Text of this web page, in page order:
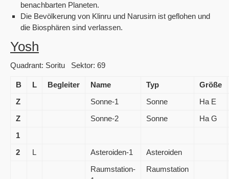
benachbarten Planeten.
Die Bevölkerung von Klinru und Narusirn ist geflohen und
die Biosphären sind verlassen.
Yosh
Quadrant: Soritu Sektor: 69
B L Begleiter Name Typ
Größe
Z
Sonne-1 Sonne
Ha E
Z
Sonne-2 Sonne
Ha G
1
2
L Asteroiden-1
Asteroiden
Raumstation-
Raumstation